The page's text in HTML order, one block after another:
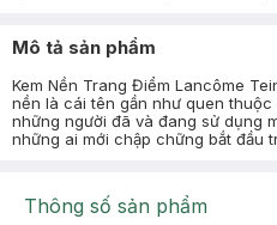
Mô tả sản phẩm
Kem Nền Trang Điểm Lancôme
nền là cái tên gần như quen
những người đã và đang sử dụng
những ai mới chập chững bắt đầu
Thông số sản phẩm